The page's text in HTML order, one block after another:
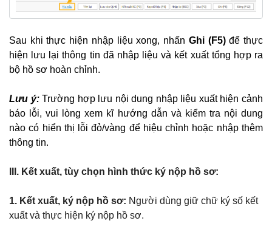
Sau khi thực hiện nhập liệu xong, nhấn Ghi (F5)để thực
hiện lưu lại thông tin đã nhập liệu và kết xuất tổng hợp ra
bộ hồ sơ hoàn chỉnh.
Lưu ý:Trường hợp lưu nội dung nhập liệu xuất hiện cảnh
báo lỗi, vui lòng xem kĩ hướng dẫn và kiểm tra nội dung
nào có hiển thị lỗi đỏ/vàng để hiệu chỉnh hoặc nhập thêm
thông tin.
III. Kết xuất, tùy chọn hình thức ký nộp hồ sơ:
1. Kết xuất, ký nộp hồ sơ: Người dùng giữ chữ ký số kết
xuất và thực hiện ký nộp hồ sơ.